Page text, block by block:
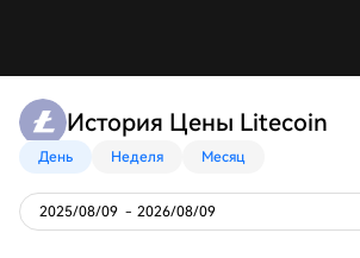
История Цены Litecoin
День Неделя Месяц
2025/08/09 - 2026/08/09